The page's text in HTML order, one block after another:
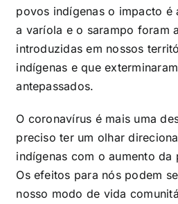
povos indígenas o impacto é
a varíola e o sarampo foram
introduzidas em nossos
indígenas e que
antepassados.
O coronavírus é mais uma
preciso ter um olhar
indígenas com o aumento da
Os efeitos para nós podem
nosso modo de vida